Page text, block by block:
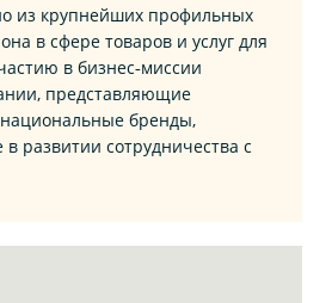
из крупнейших профильных
в сфере товаров и услуг для
в бизнес‑миссии
представляющие
бренды,
развитии сотрудничества с